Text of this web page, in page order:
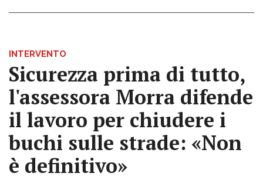
INTERVENTO
Sicurezza prima di tutto,
l'assessora Morra difende
il lavoro per chiudere i
buchi sulle strade: «Non
è definitivo»